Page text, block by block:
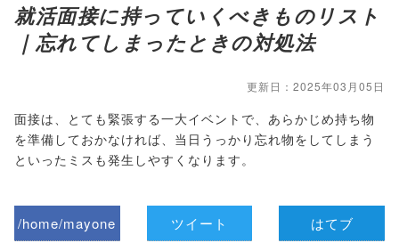
就活面接に持っていくべきものリスト
｜忘れてしまったときの対処法
更新日：2025年03月05日
面接は、とても緊張する一大イベントで、あらかじめ持ち物
を準備しておかなければ、当日うっかり忘れ物をしてしまう
といったミスも発生しやすくなります。
/home/mayone
ツイート はてブ